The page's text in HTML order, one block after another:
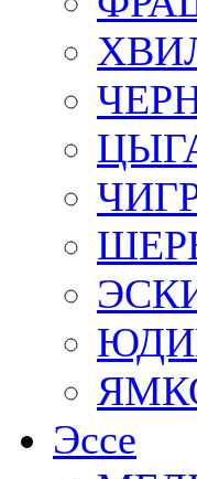
Эссе